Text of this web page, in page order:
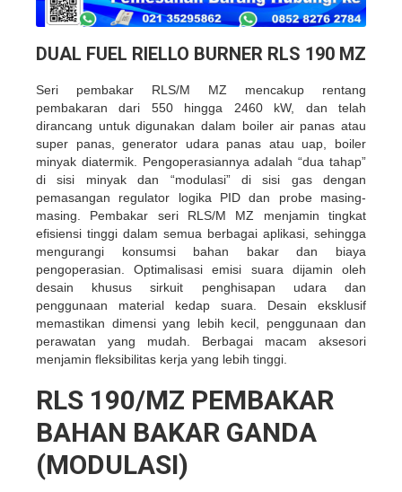
DUAL FUEL RIELLO BURNER RLS 190 MZ
Seri pembakar RLS/M MZ mencakup rentang
pembakaran dari 550 hingga 2460 kW, dan telah
dirancang untuk digunakan dalam boiler air panas atau
super panas, generator udara panas atau uap, boiler
minyak diatermik. Pengoperasiannya adalah “dua tahap”
di sisi minyak dan “modulasi” di sisi gas dengan
pemasangan regulator logika PID dan probe masing-
masing. Pembakar seri RLS/M MZ menjamin tingkat
efisiensi tinggi dalam semua berbagai aplikasi, sehingga
mengurangi konsumsi bahan bakar dan biaya
pengoperasian. Optimalisasi emisi suara dijamin oleh
desain khusus sirkuit penghisapan udara dan
penggunaan material kedap suara. Desain eksklusif
memastikan dimensi yang lebih kecil, penggunaan dan
perawatan yang mudah. ​​Berbagai macam aksesori
menjamin fleksibilitas kerja yang lebih tinggi.
RLS 190/MZ PEMBAKAR
BAHAN BAKAR GANDA
(MODULASI)